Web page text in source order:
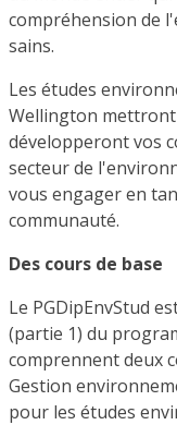
compréhension de
sains.
Les études
Wellington
développeront vos
secteur de
vous engager en
communauté.
Des cours de base
Le PGDipEnvStud
(partie 1) du
comprennent deux
Gestion
pour les études